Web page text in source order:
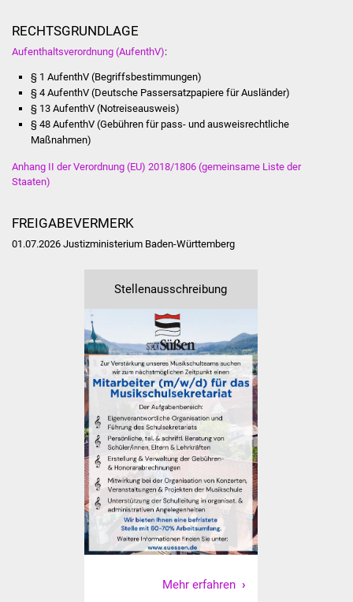
Stadtbücherei
Stadtarchiv
Zehntscheuer
Kulturhalle
Selbsteintrag Vereine
Beirat Süßener Vereine
Sportanlagen
Tourismus
Erlebnisregion
Schwäbischer Albtrauf
Route der
Industriekultur
RECHTSGRUNDLAGE
Aufenthaltsverordnung (AufenthV):
§ 1 AufenthV (Begriffsbestimmungen)
§ 4 AufenthV (Deutsche Passersatzpapiere für Ausländer)
§ 13 AufenthV (Notreiseausweis)
§ 48 AufenthV (Gebühren für pass- und ausweisrechtliche
Maßnahmen)
Anhang II der Verordnung (EU) 2018/1806 (gemeinsame Liste der
Staaten)
FREIGABEVERMERK
01.07.2026 Justizministerium Baden-Württemberg
Stellenausschreibung
Mehr erfahren